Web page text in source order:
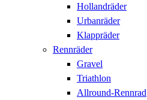
Hollandräder
Urbanräder
Klappräder
Rennräder
Gravel
Triathlon
Allround-Rennrad